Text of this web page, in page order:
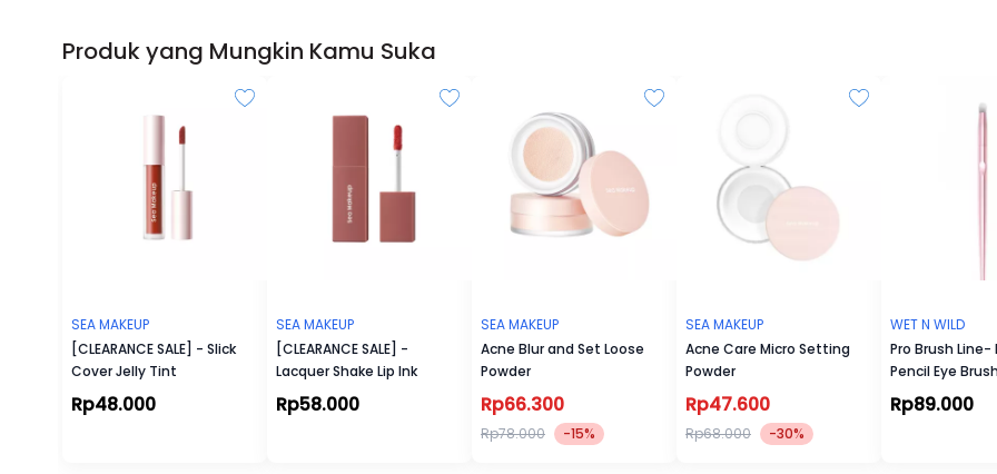
Produk yang Mungkin Kamu Suka
SEA MAKEUP
[CLEARANCE SALE] - Slick
Cover Jelly Tint
Rp48.000
SEA MAKEUP
[CLEARANCE SALE] -
Lacquer Shake Lip Ink
Rp58.000
SEA MAKEUP
Acne Blur and Set Loose
Powder
Rp66.300
Rp78.000 -15%
SEA MAKEUP
Acne Care Micro Setting
Powder
Rp47.600
Rp68.000 -30%
WET N WILD
Pro Brush Line-
Pencil Eye Brush
Rp89.000